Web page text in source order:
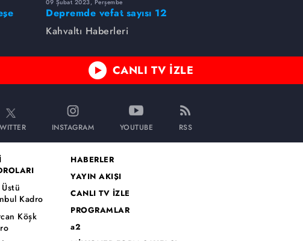
09 Şubat 2023, Perşembe
Depremde vefat sayısı 12
bin 873...
Kahvaltı Haberleri
CANLI TV İZLE
INSTAGRAM YOUTUBE RSS
Kadro
Köşk
HABERLER
YAYIN AKIŞI
CANLI TV İZLE
PROGRAMLAR
a2